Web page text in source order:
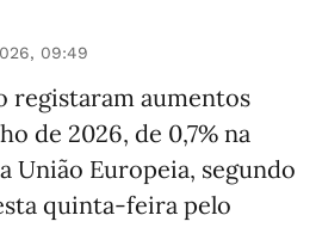
09:49
registaram aumentos
de 2026, de 0,7% na
União Europeia, segundo
quinta-feira pelo